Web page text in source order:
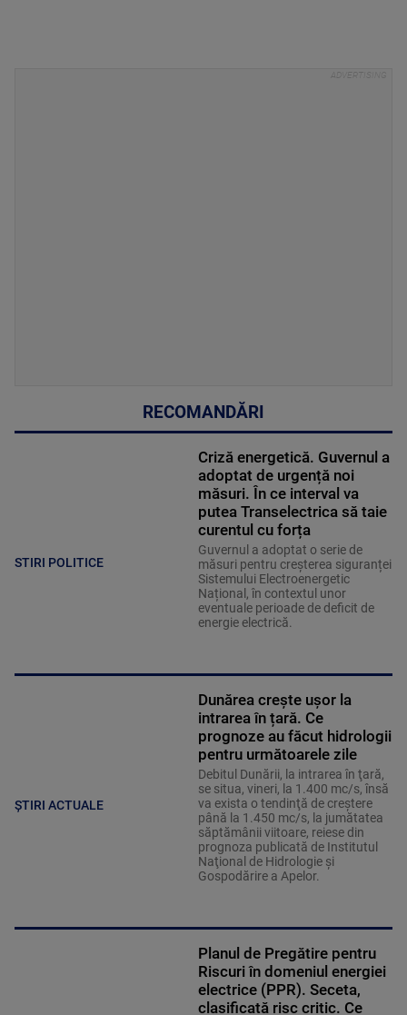
RECOMANDĂRI
STIRI POLITICE
Criză energetică. Guvernul a
adoptat de urgență noi
măsuri. În ce interval va
putea Transelectrica să taie
curentul cu forța
Guvernul a adoptat o serie de
măsuri pentru creșterea siguranței
Sistemului Electroenergetic
Național, în contextul unor
eventuale perioade de deficit de
energie electrică.
ȘTIRI ACTUALE
Dunărea crește ușor la
intrarea în țară. Ce
prognoze au făcut hidrologii
pentru următoarele zile
Debitul Dunării, la intrarea în ţară,
se situa, vineri, la 1.400 mc/s, însă
va exista o tendinţă de creştere
până la 1.450 mc/s, la jumătatea
săptămânii viitoare, reiese din
prognoza publicată de Institutul
Naţional de Hidrologie şi
Gospodărire a Apelor.
Planul de Pregătire pentru
Riscuri în domeniul energiei
electrice (PPR). Seceta,
clasificată risc critic. Ce